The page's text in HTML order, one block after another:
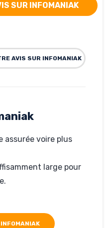
SUR INFOMANIAK
AVIS SUR INFOMANIAK
assurée voire plus
large pour